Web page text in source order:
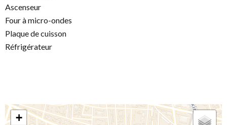
Ascenseur
Four à micro-ondes
Plaque de cuisson
Réfrigérateur
+